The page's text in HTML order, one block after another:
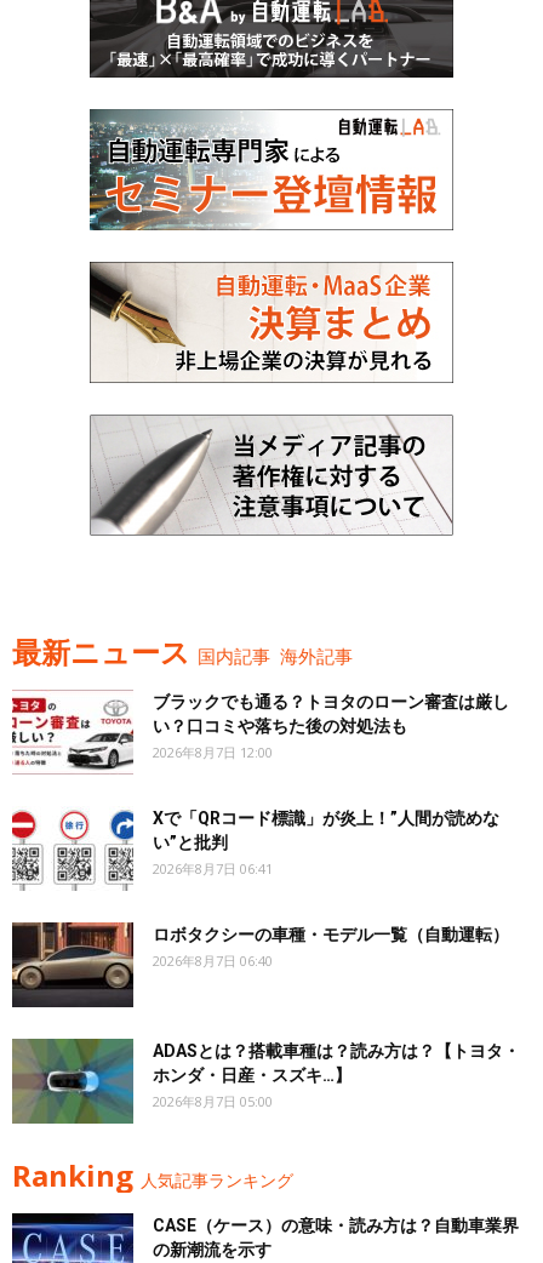
最新ニュース 国内記事 海外記事
ブラックでも通る？トヨタのローン審査は厳し
い？口コミや落ちた後の対処法も
2026年8月7日 12:00
Xで「QRコード標識」が炎上！”人間が読めな
い”と批判
2026年8月7日 06:41
ロボタクシーの車種・モデル一覧（自動運転）
2026年8月7日 06:40
ADASとは？搭載車種は？読み方は？【トヨタ・
ホンダ・日産・スズキ…】
2026年8月7日 05:00
Ranking 人気記事ランキング
CASE（ケース）の意味・読み方は？自動車業界
の新潮流を示す